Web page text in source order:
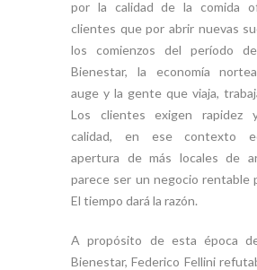
por la calidad de la comida
clientes que por abrir nuevas
los comienzos del período
Bienestar, la economía
auge y la gente que viaja,
Los clientes exigen rapidez
calidad, en ese contexto
apertura de más locales de
parece ser un negocio rentable
El tiempo dará la razón.
A propósito de esta época
Bienestar, Federico Fellini